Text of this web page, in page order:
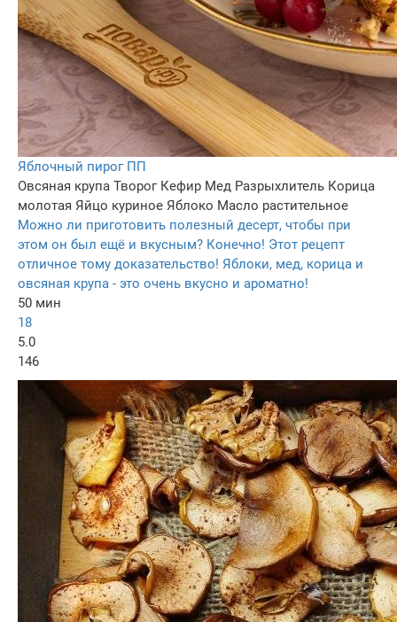
Яблочный пирог ПП
Овсяная крупа Творог Кефир Мед Разрыхлитель Корица
молотая Яйцо куриное Яблоко Масло растительное
Можно ли приготовить полезный десерт, чтобы при
этом он был ещё и вкусным? Конечно! Этот рецепт
отличное тому доказательство! Яблоки, мед, корица и
овсяная крупа - это очень вкусно и ароматно!
50 мин
18
5.0
146